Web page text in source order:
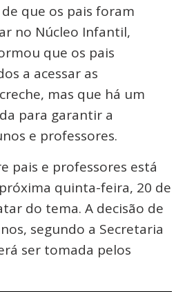
que os pais foram
no Núcleo Infantil,
que os pais
a acessar as
mas que há um
para garantir a
e professores.
pais e professores está
quinta-feira, 20 de
do tema. A decisão de
segundo a Secretaria
ser tomada pelos